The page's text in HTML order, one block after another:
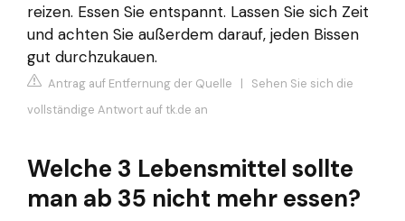
reizen. Essen Sie entspannt. Lassen Sie sich Zeit
und achten Sie außerdem darauf, jeden Bissen
gut durchzukauen.
Antrag auf Entfernung der Quelle | Sehen Sie sich die
vollständige Antwort auf tk.de an
Welche 3 Lebensmittel sollte
man ab 35 nicht mehr essen?